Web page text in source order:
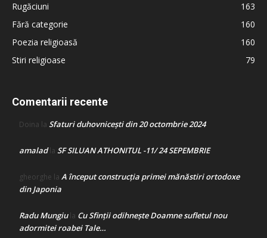
Rugăciuni
163
Fără categorie
160
Poezia religioasă
160
Stiri religioase
79
Comentarii recente
Doina la Sfaturi duhovnicești din 20 octombrie 2024
amaladla SF SILUAN ATHONITUL -11/ 24 SEPEMBRIE
gheorghe la A început construcţia primei mănăstiri ortodoxe
din Japonia
Radu Mungiula Cu Sfinții odihnește Doamne sufletul nou
adormitei roabei Tale…